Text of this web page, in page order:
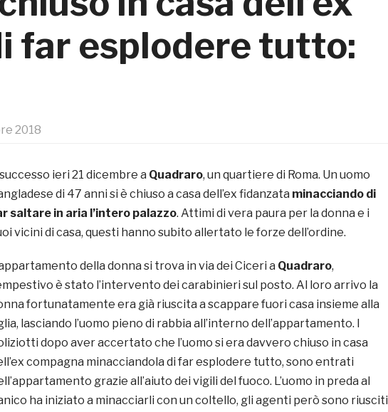
far esplodere tutto:
2018
ieri 21 dicembre a Quadraro, un quartiere di Roma. Un uomo
di 47 anni si è chiuso a casa dell’ex fidanzata minacciando di
saltare in aria l’intero palazzo. Attimi di vera paura per la donna e i
vicini di casa, questi hanno subito allertato le forze dell’ordine.
della donna si trova in via dei Ciceri a Quadraro,
è stato l’intervento dei carabinieri sul posto. Al loro arrivo la
fortunatamente era già riuscita a scappare fuori casa insieme alla
lasciando l’uomo pieno di rabbia all’interno dell’appartamento. I
dopo aver accertato che l’uomo si era davvero chiuso in casa
compagna minacciandola di far esplodere tutto, sono entrati
grazie all’aiuto dei vigili del fuoco. L’uomo in preda al
ha iniziato a minacciarli con un coltello, gli agenti però sono riusciti